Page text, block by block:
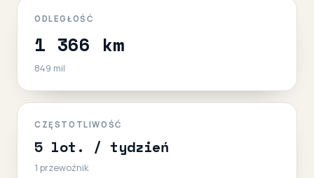
ODLEGŁOŚĆ
1 366 km
849 mil
CZĘSTOTLIWOŚĆ
5 lot. / tydzień
1 przewoźnik